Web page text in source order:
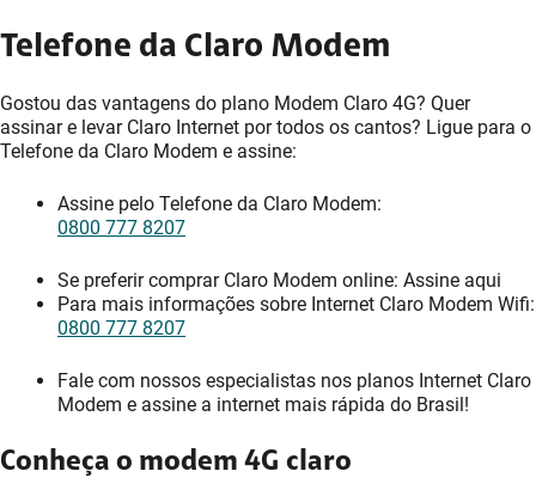
Telefone da Claro Modem
Gostou das vantagens do plano Modem Claro 4G? Quer
assinar e levar Claro Internet por todos os cantos? Ligue para o
Telefone da Claro Modem e assine:
Assine pelo Telefone da Claro Modem:
0800 777 8207
Se preferir comprar Claro Modem online: Assine aqui
Para mais informações sobre Internet Claro Modem Wifi:
0800 777 8207
Fale com nossos especialistas nos planos Internet Claro
Modem e assine a internet mais rápida do Brasil!
Conheça o modem 4G claro